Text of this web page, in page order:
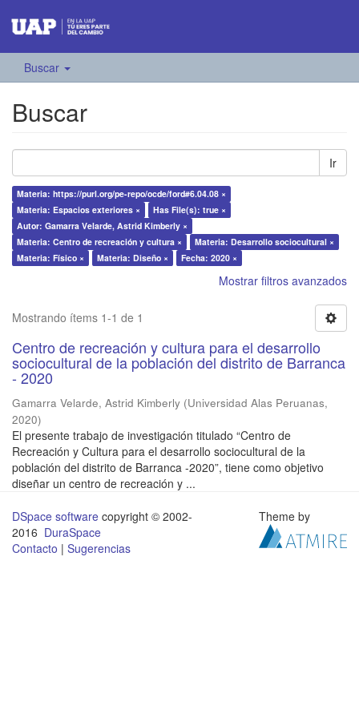
Buscar
Buscar
Ir
Materia: https://purl.org/pe-repo/ocde/ford#6.04.08 ×
Materia: Espacios exteriores ×
Has File(s): true ×
Autor: Gamarra Velarde, Astrid Kimberly ×
Materia: Centro de recreación y cultura ×
Materia: Desarrollo sociocultural ×
Materia: Físico ×
Materia: Diseño × Fecha: 2020 ×
Mostrar filtros avanzados
Mostrando ítems 1-1 de 1
Centro de recreación y cultura para el desarrollo
sociocultural de la población del distrito de Barranca
- 2020
Gamarra Velarde, Astrid Kimberly (Universidad Alas Peruanas,
2020)
El presente trabajo de investigación titulado “Centro de
Recreación y Cultura para el desarrollo sociocultural de la
población del distrito de Barranca -2020”, tiene como objetivo
diseñar un centro de recreación y ...
DSpace software copyright © 2002-
2016 DuraSpace
Contacto | Sugerencias
Theme by